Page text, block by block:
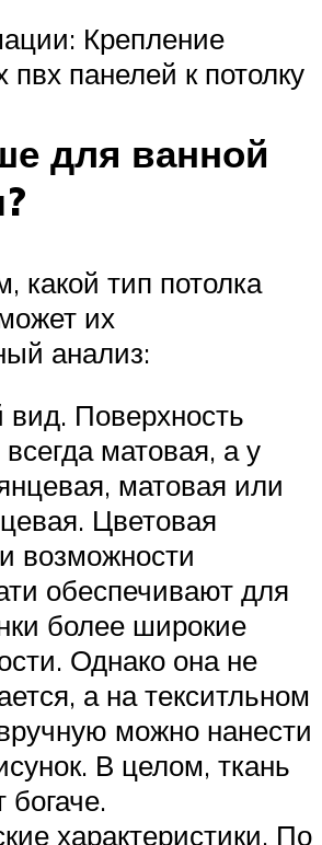
Крепление
пвх панелей к потолку
для ванной
какой тип потолка
их
анализ:
Поверхность
всегда матовая, а у
матовая или
Цветовая
возможности
обеспечивают для
более широкие
Однако она не
а на текситльном
можно нанести
В целом, ткань
богаче.
характеристики. По